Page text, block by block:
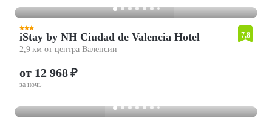
iStay by NH Ciudad de Valencia Hotel
2,9 км от центра Валенсии
7,8
от 12 968 ₽
за ночь